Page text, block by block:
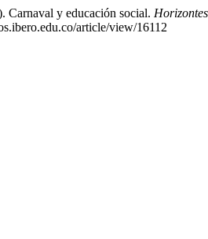
Carnaval y educación social.
article/view/16112